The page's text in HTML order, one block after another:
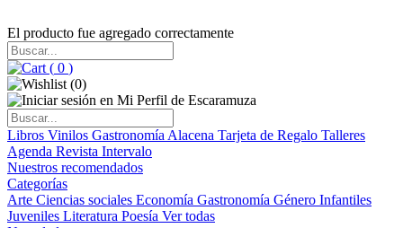
El producto fue agregado correctamente
( 0 )
(0)
Libros Vinilos Gastronomía Alacena Tarjeta de Regalo Talleres
Agenda Revista Intervalo
Nuestros recomendados
Categorías
Arte Ciencias sociales Economía Gastronomía Género Infantiles
Juveniles Literatura Poesía Ver todas